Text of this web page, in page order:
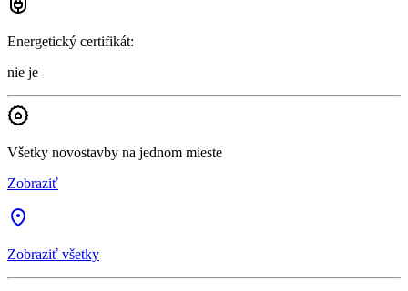
Energetický certifikát:
nie je
Všetky novostavby na jednom mieste
Zobraziť
Zobraziť všetky